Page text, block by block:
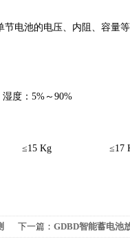
节电池的电压、内阻、容量等
度：5%～90%
≤15 Kg
≤17
下一篇： GDBD智能蓄电池